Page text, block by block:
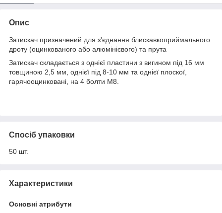
Опис
Затискач призначений для з'єднання блискавкоприймального
дроту (оцинкованого або алюмінієвого) та прута
Затискач складається з однієї пластини з вигином під 16 мм
товщиною 2,5 мм, однієї під 8-10 мм та однієї плоскої,
гарячооцинковані, на 4 болти М8.
Спосіб упаковки
50 шт.
Характеристики
Основні атрибути